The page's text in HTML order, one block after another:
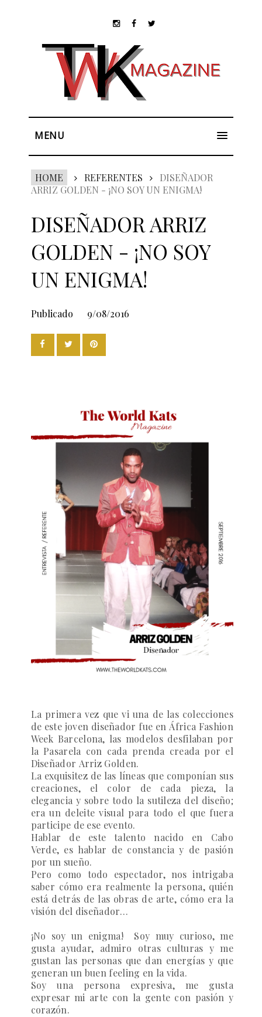
MENU
HOME REFERENTES
DISEÑADOR
ARRIZ GOLDEN - ¡NO SOY UN ENIGMA!
DISEÑADOR ARRIZ
GOLDEN - ¡NO SOY
UN ENIGMA!
Publicado 9/08/2016
La primera vez que vi una de las colecciones
de este joven diseñador fue en África Fashion
Week Barcelona, las modelos desfilaban por
la Pasarela con cada prenda creada por el
Diseñador Arriz Golden.
La exquisitez de las líneas que componían sus
creaciones, el color de cada pieza, la
elegancia y sobre todo la sutileza del diseño;
era un deleite visual para todo el que fuera
participe de ese evento.
Hablar de este talento nacido en Cabo
Verde, es hablar de constancia y de pasión
por un sueño.
Pero como todo espectador, nos intrigaba
saber cómo era realmente la persona, quién
está detrás de las obras de arte, cómo era la
visión del diseñador…
¡No soy un enigma! Soy muy curioso, me
gusta ayudar, admiro otras culturas y me
gustan las personas que dan energías y que
generan un buen feeling en la vida.
Soy una persona expresiva, me gusta
expresar mi arte con la gente con pasión y
corazón.